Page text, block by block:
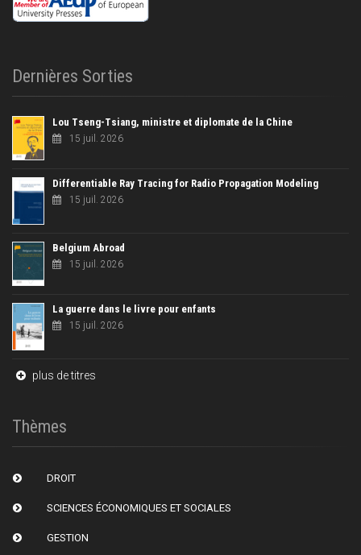
Dernières Sorties
Lou Tseng-Tsiang, ministre et diplomate de la Chine
15 juil. 2026
Differentiable Ray Tracing for Radio Propagation Modeling
15 juil. 2026
Belgium Abroad
15 juil. 2026
La guerre dans le livre pour enfants
15 juil. 2026
plus de titres
Thèmes
DROIT
SCIENCES ÉCONOMIQUES ET SOCIALES
GESTION